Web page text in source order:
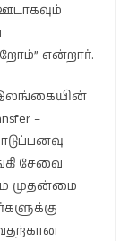
என்றார்.
இலங்கையின்
–
சேவை
முதன்மை